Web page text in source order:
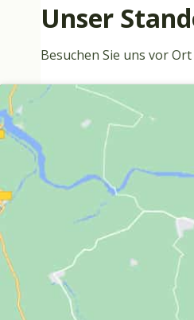
Unser
Besuchen Sie uns vor